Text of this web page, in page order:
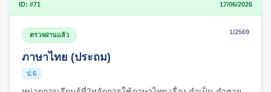
ID: #71 17/06/2026
ตรวจผ่านแล้ว 1/2569
ภาษาไทย (ประถม)
ป.6